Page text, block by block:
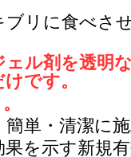
リに食べさ
ル剤を透明
です。
単・清潔に
を示す新規